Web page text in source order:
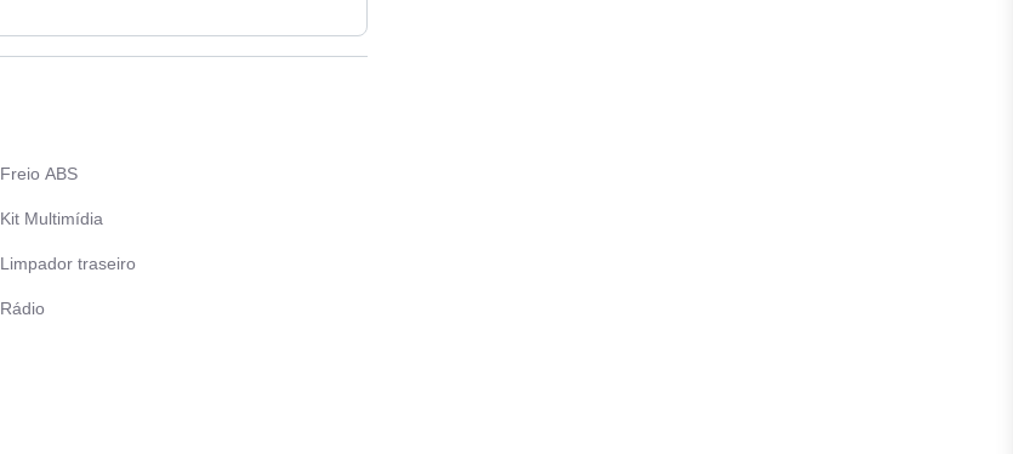
Freio ABS
Kit Multimídia
Limpador traseiro
Rádio